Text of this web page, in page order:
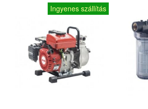
Ingyenes szállítás